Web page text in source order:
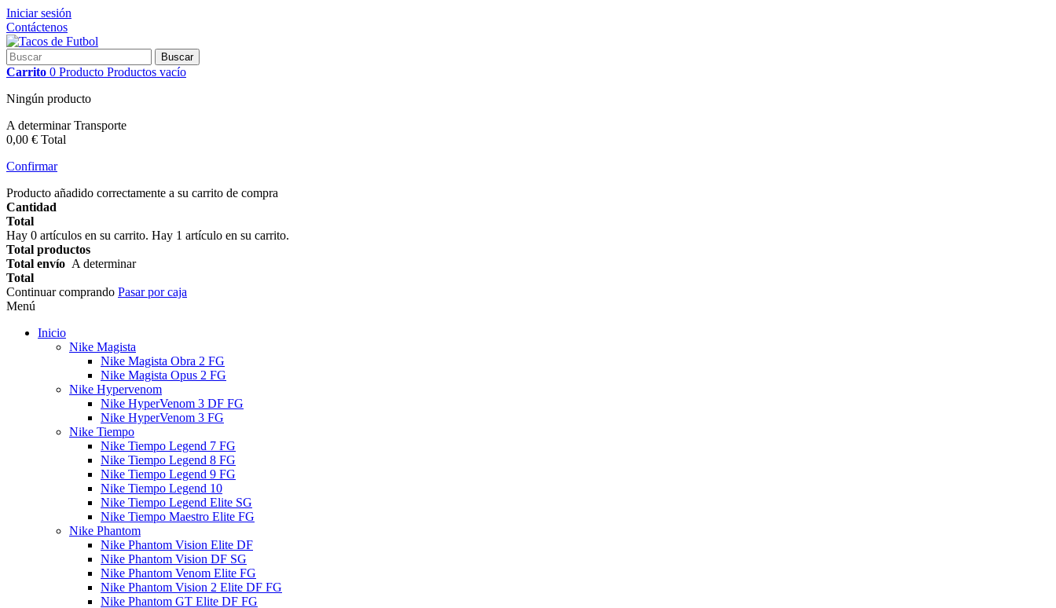
Iniciar sesión
Contáctenos
Buscar
Carrito 0 Producto Productos vacío
Ningún producto
A determinarTransporte
0,00 € Total
Confirmar
Producto añadido correctamente a su carrito de compra
Cantidad
Total
Hay 0 artículos en su carrito. Hay 1 artículo en su carrito.
Total productos
Total envío A determinar
Total
Continuar comprando Pasar por caja
Menú
Inicio
Nike Magista
Nike Magista Obra 2 FG
Nike Magista Opus 2 FG
Nike Hypervenom
Nike HyperVenom 3 DF FG
Nike HyperVenom 3 FG
Nike Tiempo
Nike Tiempo Legend 7 FG
Nike Tiempo Legend 8 FG
Nike Tiempo Legend 9 FG
Nike Tiempo Legend 10
Nike Tiempo Legend Elite SG
Nike Tiempo Maestro Elite FG
Nike Phantom
Nike Phantom Vision Elite DF
Nike Phantom Vision DF SG
Nike Phantom Venom Elite FG
Nike Phantom Vision 2 Elite DF FG
Nike Phantom GT Elite DF FG